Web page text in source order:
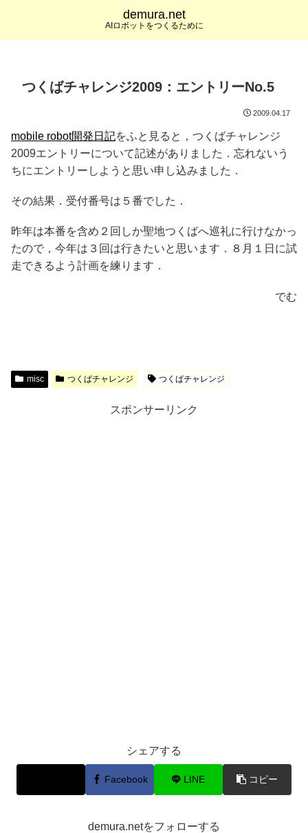
demura.net
AIロボットをつくるために
つくばチャレンジ2009：エントリーNo.5
2009.04.17
mobile robot開発日記をふと見ると，つくばチャレンジ
2009エントリーについて記述がありました．忘れないう
ちにエントリーしようと思い申し込みました．
その結果．受付番号は５番でした．
昨年は本番を含め２回しか聖地つくばへ巡礼に行けなかっ
たので，今年は３回は行きたいと思います．８月１日に試
走できるよう計画を練ります．
でむ
misc つくばチャレンジ つくばチャレンジ
スポンサーリンク
シェアする
Facebook LINE コピー
demura.netをフォローする